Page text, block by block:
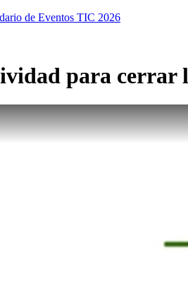
de Eventos TIC 2026
para cerrar